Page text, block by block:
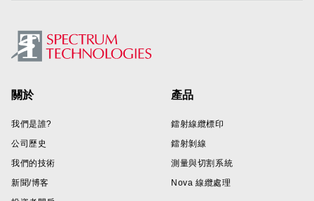
Footer
關於
我們是誰?
公司歷史
我們的技術
新聞/博客
產品
鐳射線纜標印
鐳射剝線
測量與切割系統
Nova 線纜處理